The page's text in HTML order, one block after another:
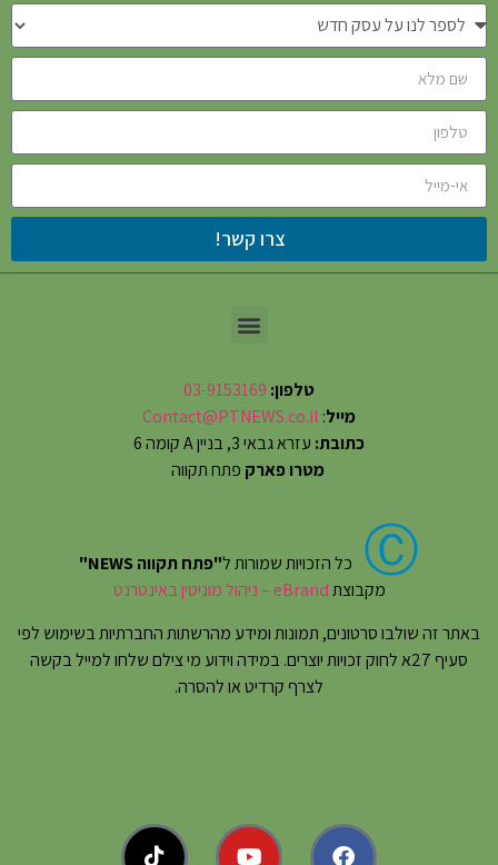
צרו קשר!
טלפון: 03-9153169
מייל:
Contact@PTNEWS.co.il
כתובת: עזרא גבאי 3, בניין A קומה 6
מטרו פארק פתח תקווה
Ⓒ כל הזכויות שמורות ל"פתח תקווה NEWS"
מקבוצתeBrand – ניהול מוניטין באינטרנט
באתר זה שולבו סרטונים, תמונות ומידע מהרשתות החברתיות בשימוש לפי
סעיף 27א לחוק זכויות יוצרים. במידה וידוע מי צילם שלחו למייל בקשה
לצרף קרדיט או להסרה.